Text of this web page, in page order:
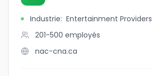
Industrie: Entertainment Providers
201-500 employés
nac-cna.ca